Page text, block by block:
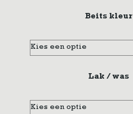
Beits kleur
Lak / was